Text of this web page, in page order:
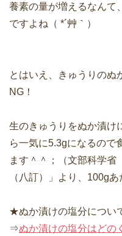
養素の量が増えるなんて
ですよね（ *´艸｀）
とはいえ、きゅうりのぬ
NG！
生のきゅうりをぬか漬け
ら一気に5.3gになるので
ます＾＾；（文部科学省
（八訂）」より、100gあ
★ぬか漬けの塩分につい
⇒ぬか漬けの塩分はどの